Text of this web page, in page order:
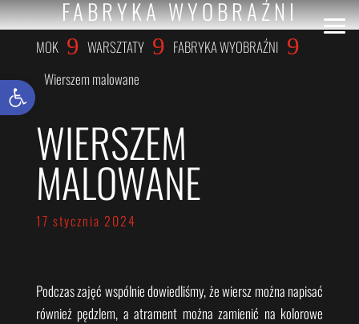
FABRYKA WYOBRAŹNI
MOK 9 WARSZTATY 9 FABRYKA WYOBRAŹNI 9
Wierszem malowane
WIERSZEM
MALOWANE
17 stycznia 2024
Podczas zajęć wspólnie dowiedliśmy, że wiersz można napisać
również pędzlem, a atrament można zamienić na kolorowe
Otwórz pasek narzędzi